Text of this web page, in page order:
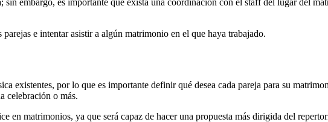
e intentar asistir a algún matrimonio en el que haya trabajado.
existentes, por lo que es importante definir qué desea cada pareja para su
celebración o más.
en matrimonios, ya que será capaz de hacer una propuesta más dirigida del